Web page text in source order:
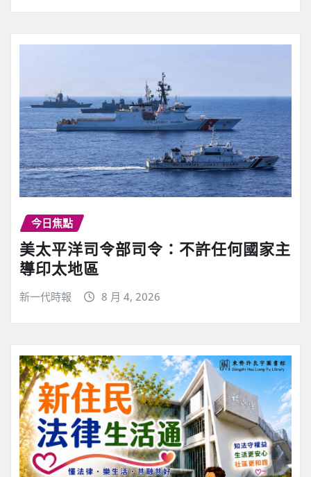
今日焦點
美太平洋司令部司令：不許任何國家主
導印太地區
新一代時報 8 月 4, 2026